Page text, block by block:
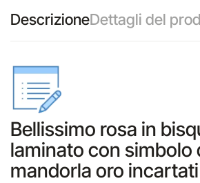
DescrizioneDettagli del
Bellissimo rosa in
laminato con simbolo
mandorla oro incartati